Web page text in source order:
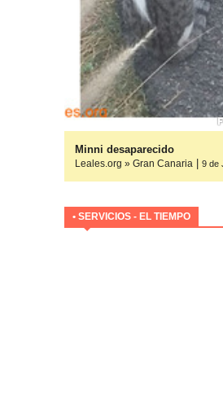
Minni desaparecido
Leales.org » Gran Canaria | 9 de
• SERVICIOS - EL TIEMPO